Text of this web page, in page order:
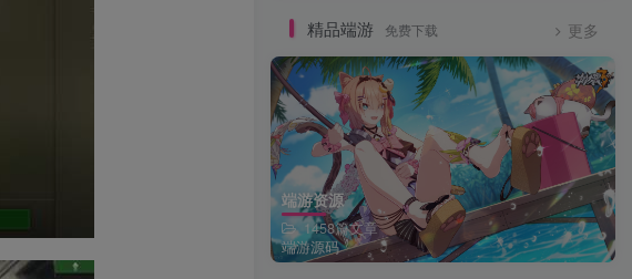
精品端游 免费下载 更多
端游资源
1458篇文章
端游源码